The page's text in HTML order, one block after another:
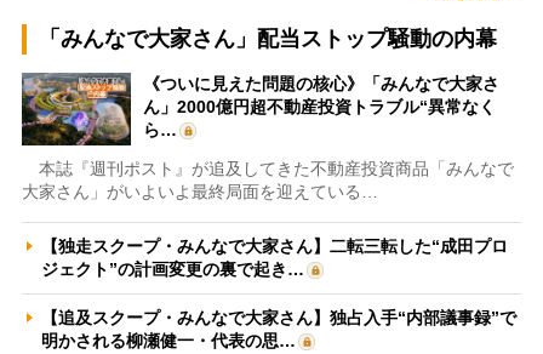
「みんなで大家さん」配当ストップ騒動の内幕
《ついに見えた問題の核心》「みんなで大家さ
ん」2000億円超不動産投資トラブル“異常なく
ら…
本誌『週刊ポスト』が追及してきた不動産投資商品「みんなで
大家さん」がいよいよ最終局面を迎えている…
【独走スクープ・みんなで大家さん】二転三転した“成田プロ
ジェクト”の計画変更の裏で起き…
【追及スクープ・みんなで大家さん】独占入手“内部議事録”で
明かされる柳瀬健一・代表の思…